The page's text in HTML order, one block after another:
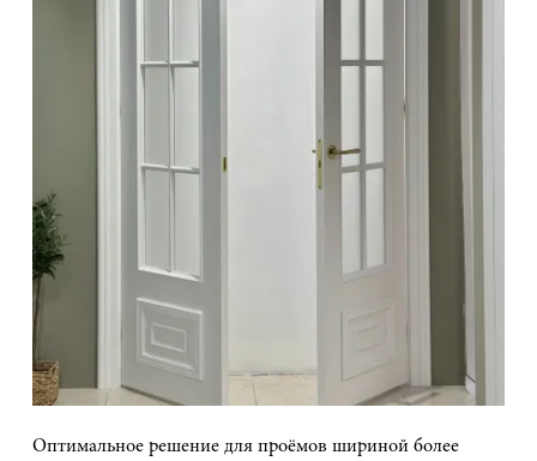
Оптимальное решение для проёмов шириной более